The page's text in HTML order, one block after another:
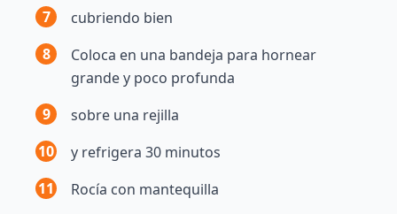
7
cubriendo bien
8
Coloca en una bandeja para hornear
grande y poco profunda
9
sobre una rejilla
10
y refrigera 30 minutos
11
Rocía con mantequilla